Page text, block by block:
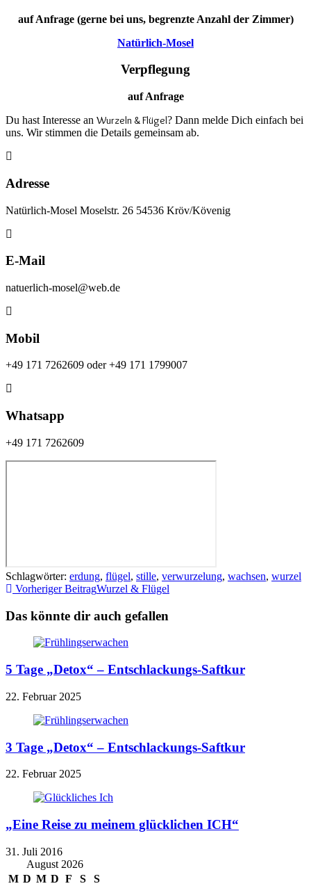
auf Anfrage (gerne bei uns, begrenzte Anzahl der Zimmer)
Natürlich-Mosel
Verpflegung
auf Anfrage
Du hast Interesse an Wurzeln & Flügel? Dann melde Dich einfach bei
uns. Wir stimmen die Details gemeinsam ab.
Adresse
Natürlich-Mosel Moselstr. 26 54536 Kröv/Kövenig
E-Mail
natuerlich-mosel@web.de
Mobil
+49 171 7262609 oder +49 171 1799007
Whatsapp
+49 171 7262609
Schlagwörter: erdung, flügel, stille, verwurzelung, wachsen, wurzel
Weitere
Artikel
Vorheriger BeitragWurzel & Flügel
Das könnte dir auch gefallen
5 Tage „Detox“ – Entschlackungs-Saftkur
22. Februar 2025
3 Tage „Detox“ – Entschlackungs-Saftkur
22. Februar 2025
„Eine Reise zu meinem glücklichen ICH“
31. Juli 2016
August 2026
M D M D F S S